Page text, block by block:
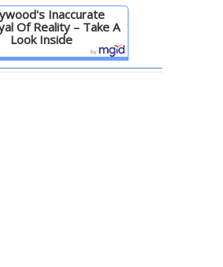
Inaccurate
Of Reality – Take A
Look Inside
Детальніше